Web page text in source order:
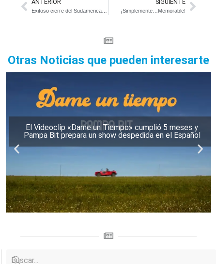
ANTERIOR SIGUIENTE
¡Simplemente…Memorable!
Otras Noticias que pueden interesarte
El Videoclip «Dame un Tiempo» cumplió 5 meses y
Pampa Bit prepara un show despedida en el Español